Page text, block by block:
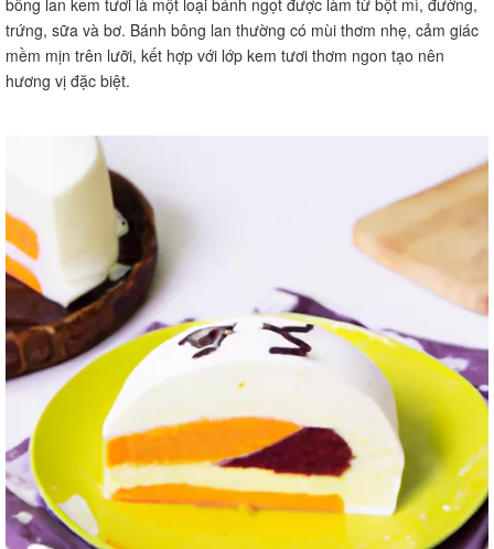
trứng, sữa và bơ. Bánh bông lan thường có mùi thơm nhẹ, cảm giác
mềm mịn trên lưỡi, kết hợp với lớp kem tươi thơm ngon tạo nên
hương vị đặc biệt.